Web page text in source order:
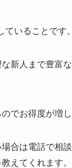
いることです。
新人まで豊富
でお得度が増し
合は電話で相
えてくれます。